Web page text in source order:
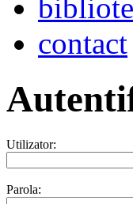
contact
Utilizator:
Parola: